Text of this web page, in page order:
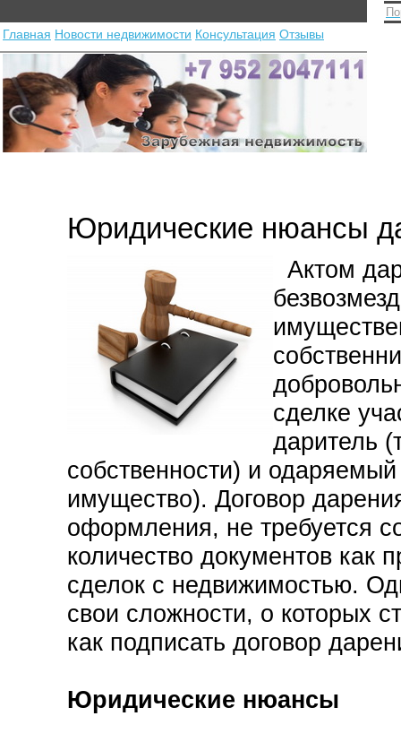
Главная Новости недвижимости Консультация Отзывы
Юридические нюансы
Актом
сделке
даритель
собственности) и одаряемый
имущество). Договор
оформления, не требуется
количество документов как
сделок с недвижимостью.
свои сложности, о которых
как подписать договор
Юридические нюансы